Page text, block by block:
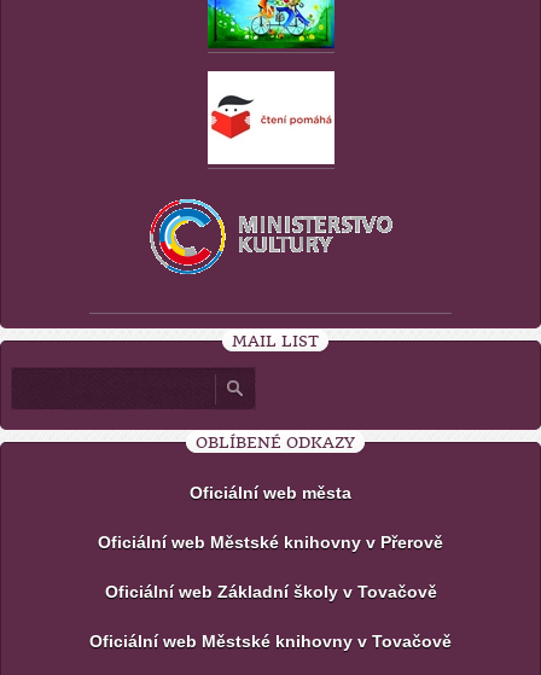
MAIL LIST
OBLÍBENÉ ODKAZY
Oficiální web města
Oficiální web Městské knihovny v Přerově
Oficiální web Základní školy v Tovačově
Oficiální web Městské knihovny v Tovačově